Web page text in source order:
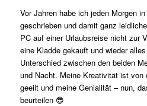
Vor Jahren habe ich jeden Morgen
geschrieben und damit ganz
PC auf einer Urlaubsreise nicht zur
eine Kladde gekauft und wieder
Unterschied zwischen den beiden
und Nacht. Meine Kreativität ist von
geeilt und meine Genialität – nun,
beurteilen 😎